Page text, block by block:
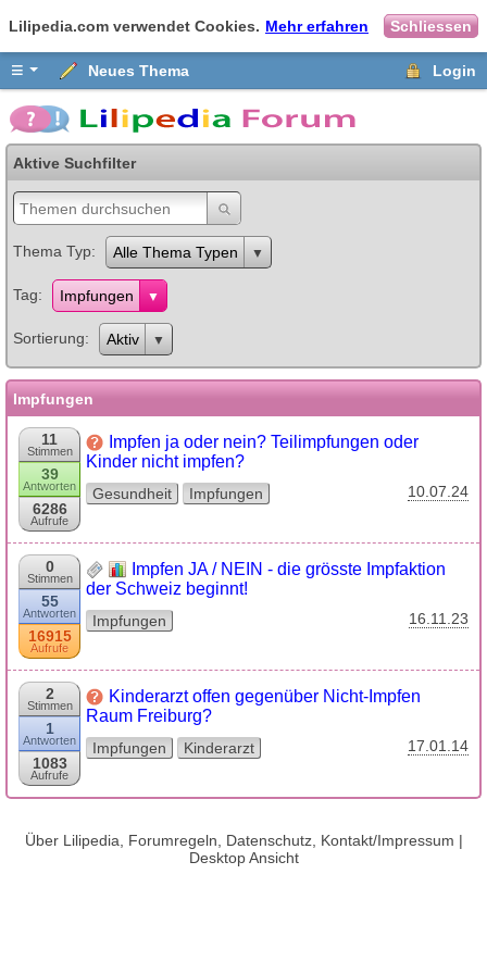
Lilipedia.com verwendet Cookies. Mehr erfahren Schliessen
≡ Neues Thema Login
Aktive Suchfilter
Thema Typ Alle Thema Typen
Tag Impfungen
Sortierung Aktiv
Impfungen
11
Stimmen
39
Antworten
6286
Aufrufe
Impfen ja oder nein? Teilimpfungen oder
Kinder nicht impfen?
Gesundheit Impfungen 10.07.24
0
Stimmen
55
Antworten
16915
Aufrufe
Impfen JA / NEIN - die grösste Impfaktion
der Schweiz beginnt!
Impfungen 16.11.23
2
Stimmen
1
Antworten
1083
Aufrufe
Kinderarzt offen gegenüber Nicht-Impfen
Raum Freiburg?
Impfungen Kinderarzt 17.01.14
Über Lilipedia, Forumregeln, Datenschutz, Kontakt/Impressum |
Desktop Ansicht